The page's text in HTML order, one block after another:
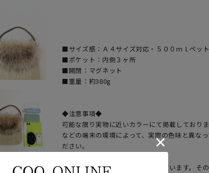
■サイズ感：Ａ４サイズ対応・５００ｍｌペッ
■ポケット：内側３ヶ所
■開閉：マグネット
■重量：約380g
◆注意事項◆
可能な限り実物に近いカラーにて掲載しており
などの端末の環境によって、実際の色味と異な
ださい。
サンプルで撮影している商品もございます。そ